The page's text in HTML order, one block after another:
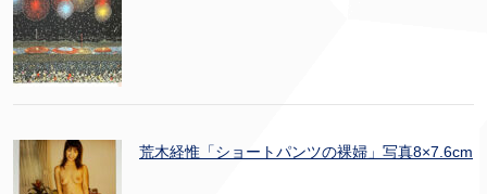
荒木経惟「ショートパンツの裸婦」写真8×7.6cm